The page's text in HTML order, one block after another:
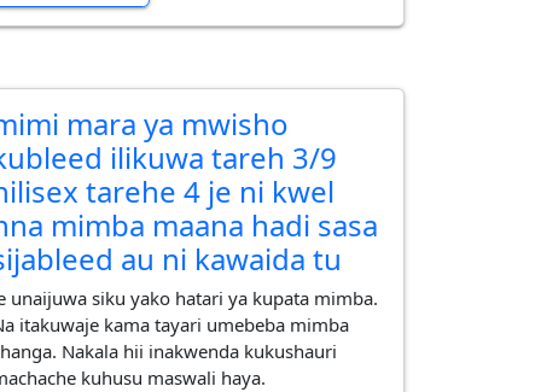
mara ya mwisho
ilikuwa tareh 3/9
tarehe 4 je ni kwel
mimba maana hadi sasa
au ni kawaida tu
unaijuwa siku yako hatari ya kupata mimba.
itakuwaje kama tayari umebeba mimba
Nakala hii inakwenda kukushauri
kuhusu maswali haya.